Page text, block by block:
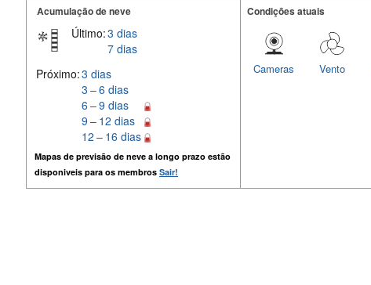
Acumulação de neve
Último:3 dias
7 dias
Próximo:3 dias
3 – 6 dias
6 – 9 dias
9 – 12 dias
12 – 16 dias
Mapas de previsão de neve a longo prazo estão
disponiveis para os membros Sair!
Condições atuais
Vento
Cameras